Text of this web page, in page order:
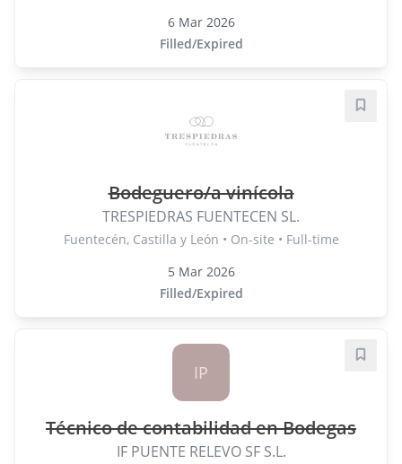
6 Mar 2026
Filled/Expired
Bodeguero/a vinícola
TRESPIEDRAS FUENTECEN SL.
Fuentecén, Castilla y León • On-site • Full-time
5 Mar 2026
Filled/Expired
Save
IP
Técnico de contabilidad en Bodegas
IF PUENTE RELEVO SF S.L.
Save